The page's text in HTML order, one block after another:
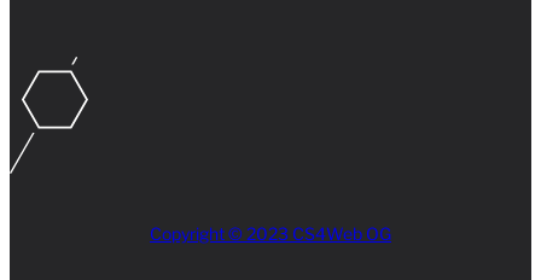
Copyright © 2023 CS4Web OG